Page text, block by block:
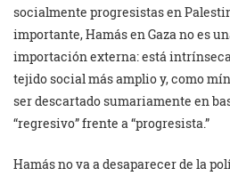
socialmente progresistas en
importante, Hamás en Gaza no es
importación externa: está
tejido social más amplio y, como
ser descartado sumariamente en
“regresivo” frente a “progresista.”
Hamás no va a desaparecer de la